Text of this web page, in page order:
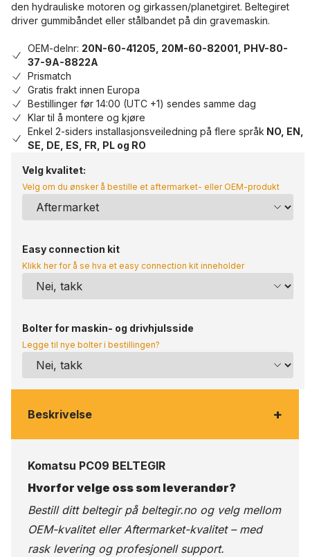
den hydrauliske motoren og girkassen/planetgiret. Beltegiret
driver gummibåndet eller stålbandet på din gravemaskin.
OEM-delnr: 20N-60-41205, 20M-60-82001, PHV-80-
37-9A-8822A
Prismatch
Gratis frakt innen Europa
Bestillinger før 14:00 (UTC +1) sendes samme dag
Klar til å montere og kjøre
Enkel 2-siders installasjonsveiledning på flere språk NO, EN,
SE, DE, ES, FR, PL og RO
Velg kvalitet:
Velg om du ønsker å bestille et aftermarket- eller OEM-produkt
Easy connection kit
Klikk her for å se hva et easy connection kit inneholder
Bolter for maskin- og drivhjulsside
Legge til nye bolter i bestillingen?
Beskrivelse +
Komatsu PC09 BELTEGIR
Hvorfor velge oss som leverandør?
Bestill ditt beltegir på beltegir.no og velg mellom
OEM-kvalitet eller Aftermarket-kvalitet – med
rask levering og profesjonell support.